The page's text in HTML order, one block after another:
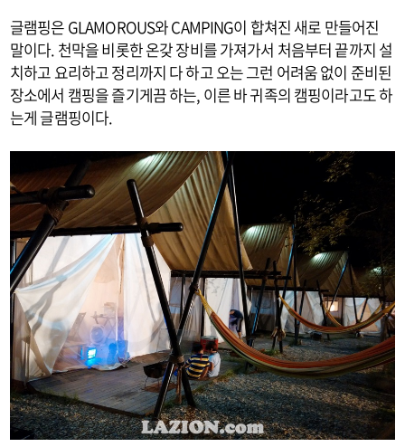
글램핑은 GLAMOROUS와 CAMPING이 합쳐진 새로 만들어진
말이다. 천막을 비롯한 온갖 장비를 가져가서 처음부터 끝까지 설
치하고 요리하고 정리까지 다 하고 오는 그런 어려움 없이 준비된
장소에서 캠핑을 즐기게끔 하는, 이른 바 귀족의 캠핑이라고도 하
는게 글램핑이다.